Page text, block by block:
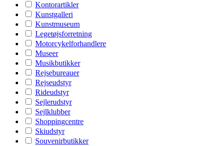
Kontorartikler
Kunstgalleri
Kunstmuseum
Legetøjsforretning
Motorcykelforhandlere
Museer
Musikbutikker
Rejsebureauer
Rejseudstyr
Rideudstyr
Sejlerudstyr
Sejlklubber
Shoppingcentre
Skiudstyr
Souvenirbutikker